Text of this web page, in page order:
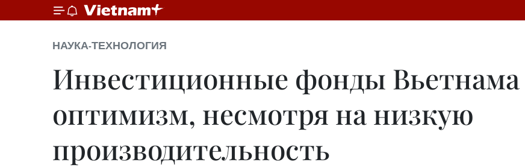
НАУКА-ТЕХНОЛОГИЯ
Инвестиционные фонды Вьетнама
оптимизм, несмотря на низкую
производительность